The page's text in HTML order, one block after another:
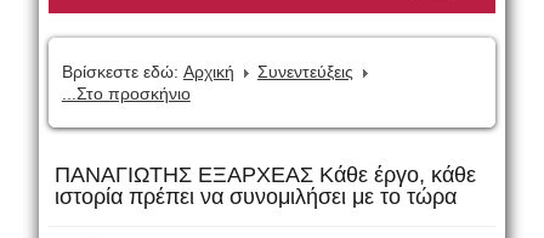
Βρίσκεστε εδώ: Αρχική
Συνεντεύξεις
...Στο προσκήνιο
ΠΑΝΑΓΙΩΤΗΣ ΕΞΑΡΧΕΑΣ Κάθε έργο, κάθε
ιστορία πρέπει να συνομιλήσει με το τώρα